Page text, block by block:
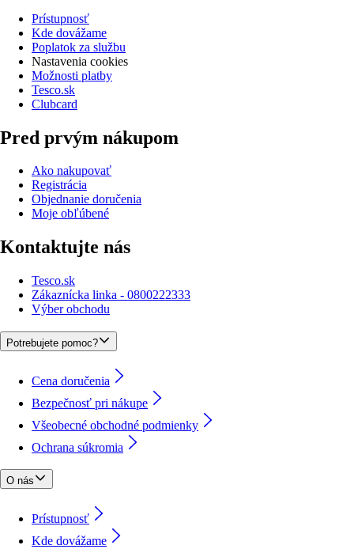
Prístupnosť
Kde dovážame
Poplatok za službu
Nastavenia cookies
Možnosti platby
Tesco.sk
Clubcard
Pred prvým nákupom
Ako nakupovať
Registrácia
Objednanie doručenia
Moje obľúbené
Kontaktujte nás
Tesco.sk
Zákaznícka linka - 0800222333
Výber obchodu
Potrebujete pomoc?
Cena doručenia
Bezpečnosť pri nákupe
Všeobecné obchodné podmienky
Ochrana súkromia
O nás
Prístupnosť
Kde dovážame